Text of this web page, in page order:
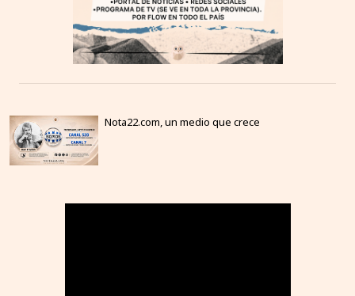
Nota22.com, un medio que crece